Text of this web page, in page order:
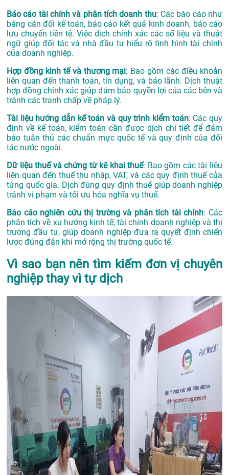
Báo cáo tài chính và phân tích doanh thu: Các báo cáo như
bảng cân đối kế toán, báo cáo kết quả kinh doanh, báo cáo
lưu chuyển tiền tệ. Việc dịch chính xác các số liệu và thuật
ngữ giúp đối tác và nhà đầu tư hiểu rõ tình hình tài chính
của doanh nghiệp.
Hợp đồng kinh tế và thương mại: Bao gồm các điều khoản
liên quan đến thanh toán, tín dụng, và bảo lãnh. Dịch thuật
hợp đồng chính xác giúp đảm bảo quyền lợi của các bên và
tránh các tranh chấp về pháp lý.
Tài liệu hướng dẫn kế toán và quy trình kiểm toán: Các quy
định về kế toán, kiểm toán cần được dịch chi tiết để đảm
bảo tuân thủ các chuẩn mực quốc tế và quy định của đối
tác nước ngoài.
Dữ liệu thuế và chứng từ kê khai thuế: Bao gồm các tài liệu
liên quan đến thuế thu nhập, VAT, và các quy định thuế của
từng quốc gia. Dịch đúng quy định thuế giúp doanh nghiệp
tránh vi phạm và tối ưu hóa nghĩa vụ thuế.
Báo cáo nghiên cứu thị trường và phân tích tài chính: Các
phân tích về xu hướng kinh tế, tài chính doanh nghiệp và thị
trường đầu tư, giúp doanh nghiệp đưa ra quyết định chiến
lược đúng đắn khi mở rộng thị trường quốc tế.
Vì sao bạn nên tìm kiếm đơn vị chuyên
nghiệp thay vì tự dịch